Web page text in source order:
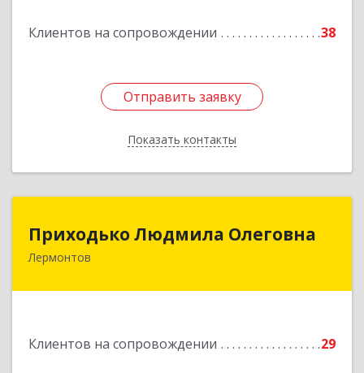
Клиентов на сопровождении 38
Отправить заявку
Показать контакты
Отправить заявку
Назад
Приходько Людмила Олеговна
Лермонтов
Клиентов на сопровождении 29
357341, Лермонтов г, П.Лумумбы ул, дом №